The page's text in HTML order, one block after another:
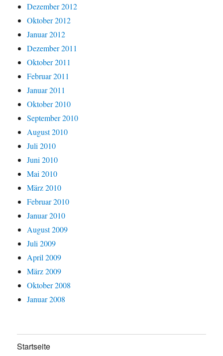
Dezember 2012
Oktober 2012
Januar 2012
Dezember 2011
Oktober 2011
Februar 2011
Januar 2011
Oktober 2010
September 2010
August 2010
Juli 2010
Juni 2010
Mai 2010
März 2010
Februar 2010
Januar 2010
August 2009
Juli 2009
April 2009
März 2009
Oktober 2008
Januar 2008
Startseite